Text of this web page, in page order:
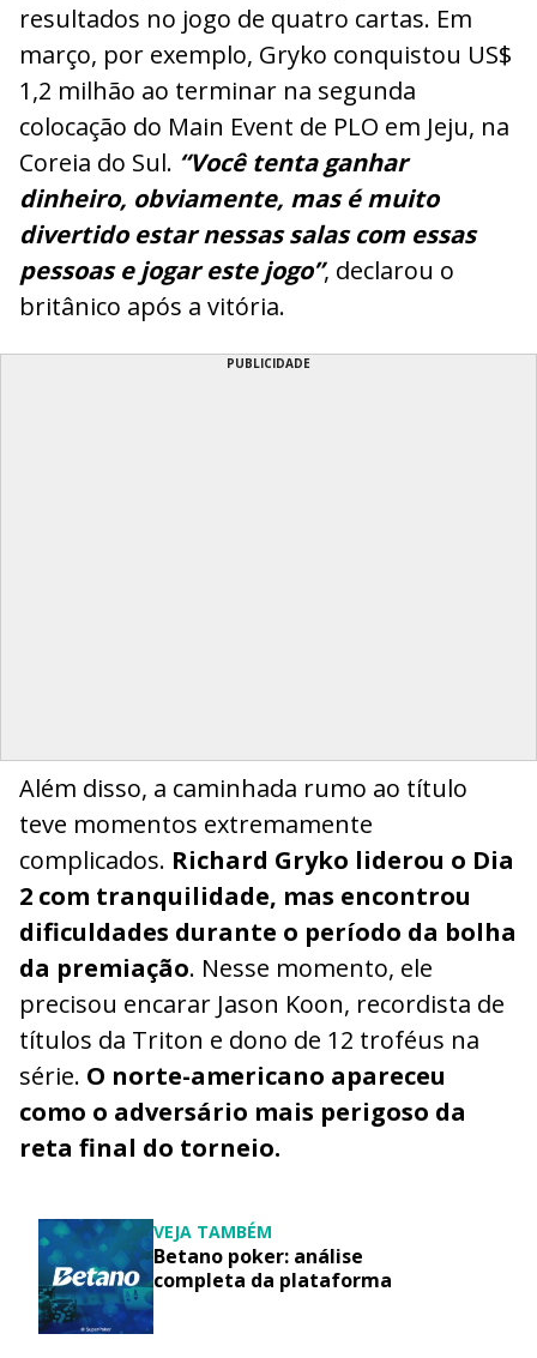
resultados no jogo de quatro cartas. Em
março, por exemplo, Gryko conquistou US$
1,2 milhão ao terminar na segunda
colocação do Main Event de PLO em Jeju, na
Coreia do Sul. “Você tenta ganhar
dinheiro, obviamente, mas é muito
divertido estar nessas salas com essas
pessoas e jogar este jogo”, declarou o
britânico após a vitória.
PUBLICIDADE
Além disso, a caminhada rumo ao título
teve momentos extremamente
complicados. Richard Gryko liderou o Dia
2 com tranquilidade, mas encontrou
dificuldades durante o período da bolha
da premiação. Nesse momento, ele
precisou encarar Jason Koon, recordista de
títulos da Triton e dono de 12 troféus na
série. O norte-americano apareceu
como o adversário mais perigoso da
reta final do torneio.
VEJA TAMBÉM
Betano poker: análise
completa da plataforma